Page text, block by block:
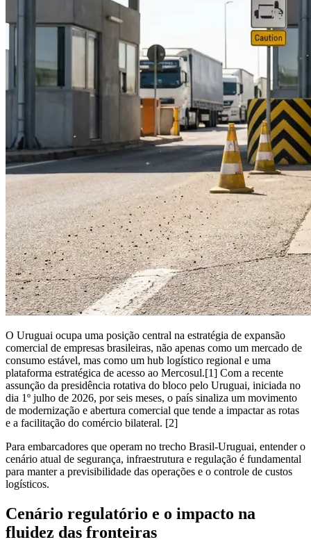
O Uruguai ocupa uma posição central na estratégia de expansão
comercial de empresas brasileiras, não apenas como um mercado de
consumo estável, mas como um hub logístico regional e uma
plataforma estratégica de acesso ao Mercosul.[1] Com a recente
assunção da presidência rotativa do bloco pelo Uruguai, iniciada no
dia 1º julho de 2026, por seis meses, o país sinaliza um movimento
de modernização e abertura comercial que tende a impactar as rotas
e a facilitação do comércio bilateral. [2]
Para embarcadores que operam no trecho Brasil-Uruguai, entender o
cenário atual de segurança, infraestrutura e regulação é fundamental
para manter a previsibilidade das operações e o controle de custos
logísticos.
Cenário regulatório e o impacto na
fluidez das fronteiras